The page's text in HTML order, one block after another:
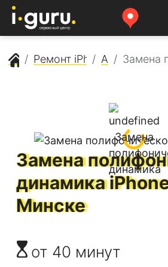
Сервисный центр Apple
Ремонт iPhone
Air Замена
Замена
динамика
Минске
от 40 минут